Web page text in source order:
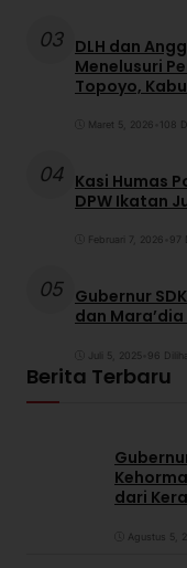
03 DLH dan
Menelusuri
Topoyo,
Maret 5, 2026 108
04 Kasi Humas
DPW Ikatan
Februari 7, 2026 97
05 Gubernur
dan
Juli 5, 2025 96
Berita Terbaru
dari
Agustus 5,